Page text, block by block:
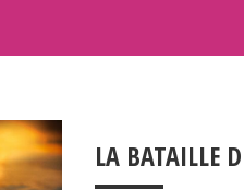
LA BATAILLE
___